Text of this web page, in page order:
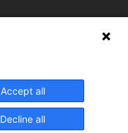
Accept all
Decline all